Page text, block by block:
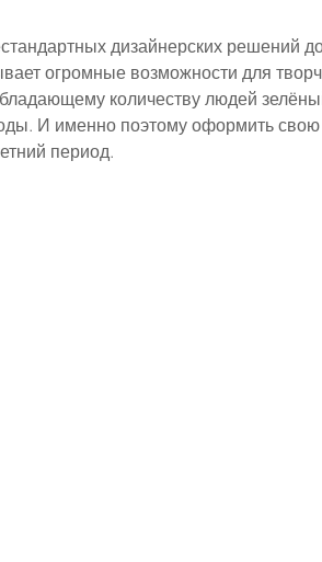
дизайнерских решений
огромные возможности для
количеству людей
И именно поэтому оформить свою
период.